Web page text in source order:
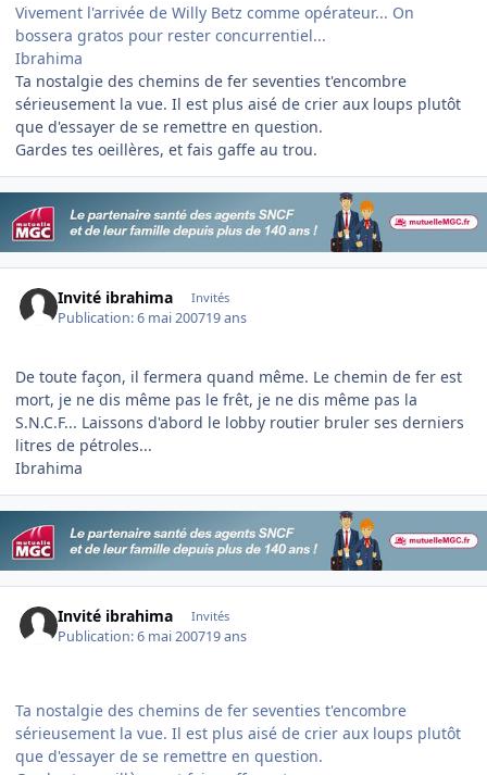
Vivement l'arrivée de Willy Betz comme opérateur... On
bossera gratos pour rester concurrentiel...
Ibrahima
Ta nostalgie des chemins de fer seventies t'encombre
sérieusement la vue. Il est plus aisé de crier aux loups plutôt
que d'essayer de se remettre en question.
Gardes tes oeillères, et fais gaffe au trou.
Invité ibrahima Invités
Publication:6 mai 200719 ans
De toute façon, il fermera quand même. Le chemin de fer est
mort, je ne dis même pas le frêt, je ne dis même pas la
S.N.C.F... Laissons d'abord le lobby routier bruler ses derniers
litres de pétroles...
Ibrahima
Invité ibrahima Invités
Publication:6 mai 200719 ans
Ta nostalgie des chemins de fer seventies t'encombre
sérieusement la vue. Il est plus aisé de crier aux loups plutôt
que d'essayer de se remettre en question.